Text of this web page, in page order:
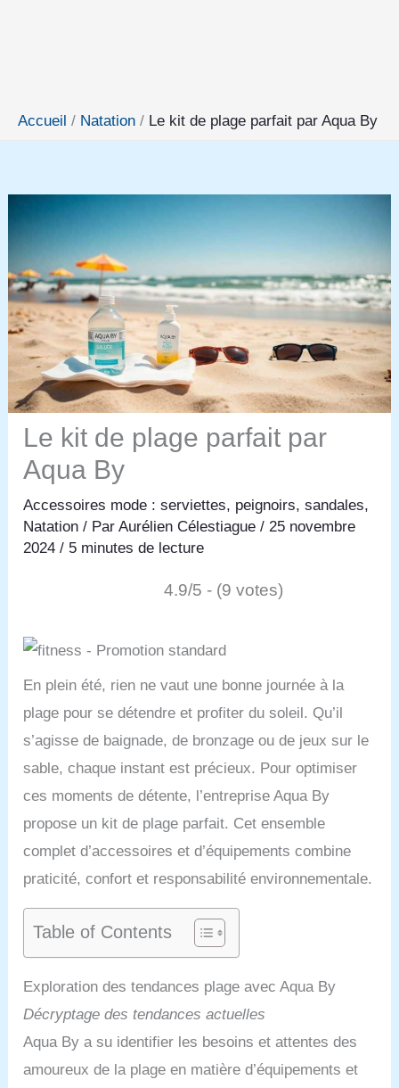
Accueil Natation Le kit de plage parfait par Aqua By
Le kit de plage parfait par
Aqua By
Accessoires mode : serviettes, peignoirs, sandales,
Natation / ParAurélien Célestiague/25 novembre
2024/ 5 minutes de lecture
4.9/5 - (9 votes)
En plein été, rien ne vaut une bonne journée à la
plage pour se détendre et profiter du soleil. Qu’il
s’agisse de baignade, de bronzage ou de jeux sur le
sable, chaque instant est précieux. Pour optimiser
ces moments de détente, l’entreprise Aqua By
propose un kit de plage parfait. Cet ensemble
complet d’accessoires et d’équipements combine
praticité, confort et responsabilité environnementale.
Table of Contents
Exploration des tendances plage avec Aqua By
Décryptage des tendances actuelles
Aqua By a su identifier les besoins et attentes des
amoureux de la plage en matière d’équipements et